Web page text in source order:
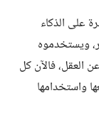
على الذكاء
ويستخدموه
العقل، فالآن كل
واستخدامها